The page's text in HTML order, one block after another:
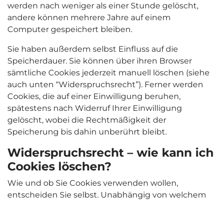
werden nach weniger als einer Stunde gelöscht,
andere können mehrere Jahre auf einem
Computer gespeichert bleiben.
Sie haben außerdem selbst Einfluss auf die
Speicherdauer. Sie können über ihren Browser
sämtliche Cookies jederzeit manuell löschen (siehe
auch unten “Widerspruchsrecht”). Ferner werden
Cookies, die auf einer Einwilligung beruhen,
spätestens nach Widerruf Ihrer Einwilligung
gelöscht, wobei die Rechtmäßigkeit der
Speicherung bis dahin unberührt bleibt.
Widerspruchsrecht – wie kann ich
Cookies löschen?
Wie und ob Sie Cookies verwenden wollen,
entscheiden Sie selbst. Unabhängig von welchem